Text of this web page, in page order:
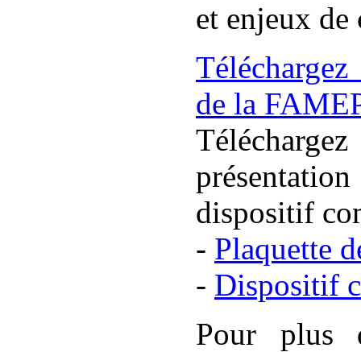
et enjeux
de la
dispositif
- Plaquette
- Dispositif
Pour plus